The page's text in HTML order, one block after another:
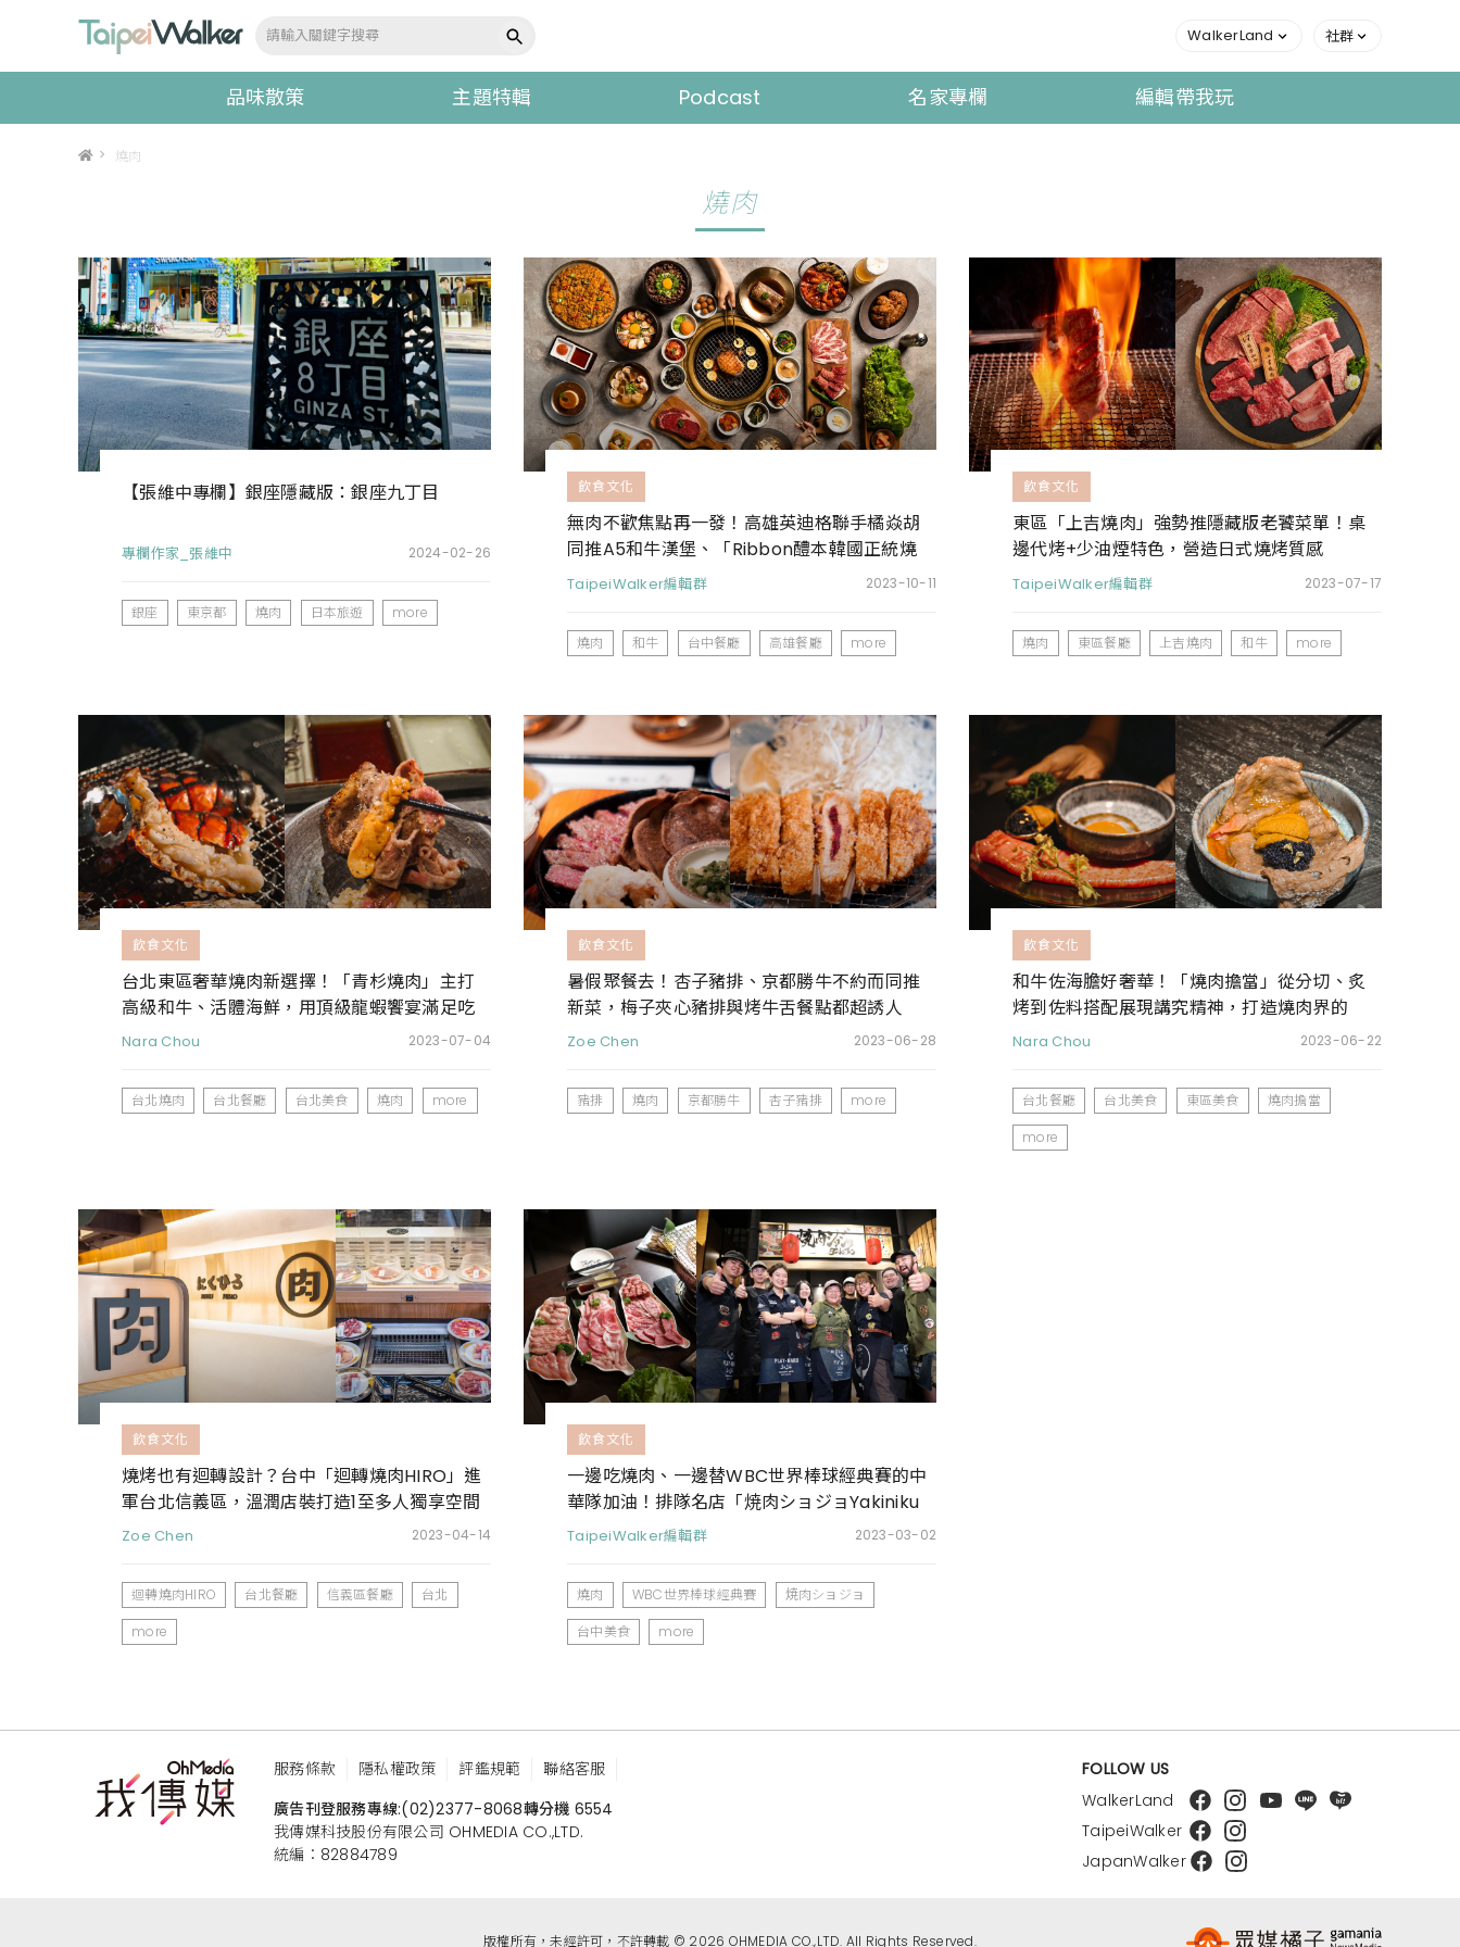
WalkerLand 社群
品味散策 主題特輯 Podcast 名家專欄 編輯帶我玩
> 燒肉
燒肉
【張維中專欄】銀座隱藏版：銀座九丁目
專欄作家_張維中 2024-02-26
銀座 東京都 燒肉 日本旅遊 more
飲食文化
無肉不歡焦點再一發！高雄英迪格聯手橘焱胡
同推A5和牛漢堡、「Ribbon醴本韓國正統燒
肉」出新菜
TaipeiWalker編輯群 2023-10-11
燒肉 和牛 台中餐廳 高雄餐廳 more
飲食文化
東區「上吉燒肉」強勢推隱藏版老饕菜單！桌
邊代烤+少油煙特色，營造日式燒烤質感
TaipeiWalker編輯群 2023-07-17
燒肉 東區餐廳 上吉燒肉 和牛 more
飲食文化
台北東區奢華燒肉新選擇！「青杉燒肉」主打
高級和牛、活體海鮮，用頂級龍蝦饗宴滿足吃
貨的味蕾
Nara Chou 2023-07-04
台北燒肉 台北餐廳 台北美食 燒肉 more
飲食文化
暑假聚餐去！杏子豬排、京都勝牛不約而同推
新菜，梅子夾心豬排與烤牛舌餐點都超誘人
Zoe Chen 2023-06-28
豬排 燒肉 京都勝牛 杏子豬排 more
飲食文化
和牛佐海膽好奢華！「燒肉擔當」從分切、炙
烤到佐料搭配展現講究精神，打造燒肉界的
Fine Dining
Nara Chou 2023-06-22
台北餐廳 台北美食 東區美食
燒肉擔當
more
飲食文化
燒烤也有迴轉設計？台中「迴轉燒肉HIRO」進
軍台北信義區，溫潤店裝打造1至多人獨享空間
Zoe Chen 2023-04-14
迴轉燒肉HIRO 台北餐廳 信義區餐廳
台北
more
飲食文化
一邊吃燒肉、一邊替WBC世界棒球經典賽的中
華隊加油！排隊名店「焼肉ショジョYakiniku
SHOJO」推期間限定肉盤優惠
TaipeiWalker編輯群 2023-03-02
燒肉 WBC世界棒球經典賽
焼肉ショジョ
台中美食
more
服務條款 隱私權政策 評鑑規範
聯絡客服
廣告刊登服務專線:(02)2377-8068轉分機 6554
我傳媒科技股份有限公司 OHMEDIA CO.,LTD.
統編：82884789
FOLLOW US
WalkerLand
TaipeiWalker
JapanWalker
版權所有，未經許可，不許轉載 © 2026 OHMEDIA CO.,LTD. All Rights Reserved.